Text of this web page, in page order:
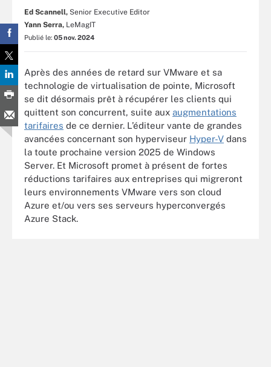
Ed Scannell, Senior Executive Editor
Yann Serra, LeMagIT
Publié le: 05 nov. 2024
Après des années de retard sur VMware et sa
technologie de virtualisation de pointe, Microsoft
se dit désormais prêt à récupérer les clients qui
quittent son concurrent, suite aux augmentations
tarifaires de ce dernier. L’éditeur vante de grandes
avancées concernant son hyperviseur Hyper-V dans
la toute prochaine version 2025 de Windows
Server. Et Microsoft promet à présent de fortes
réductions tarifaires aux entreprises qui migreront
leurs environnements VMware vers son cloud
Azure et/ou vers ses serveurs hyperconvergés
Azure Stack.